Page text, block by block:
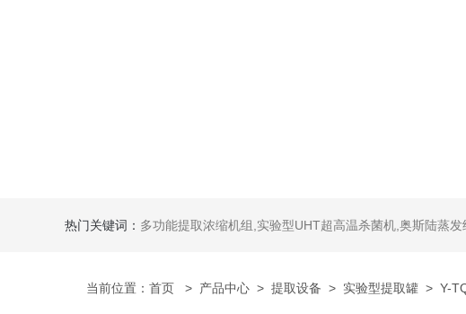
热门关键词： 多功能提取浓缩机组,实验型UHT超高温杀菌机,奥斯陆蒸发
当前位置： 首页 > 产品中心 > 提取设备 > 实验型提取罐 > Y-